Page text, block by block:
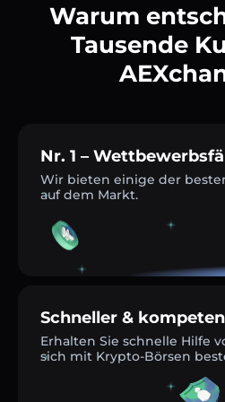
Warum
Tausende
Nr. 1 –
Wir bieten einige der
auf dem Markt.
Schneller &
Erhalten Sie schnelle Hilfe
sich mit Krypto-Börsen